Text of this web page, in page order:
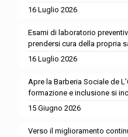
16 Luglio 2026
Esami di laboratorio
prendersi cura della propria
16 Luglio 2026
Apre la Barberia Sociale de
formazione e inclusione si
15 Giugno 2026
Verso il miglioramento